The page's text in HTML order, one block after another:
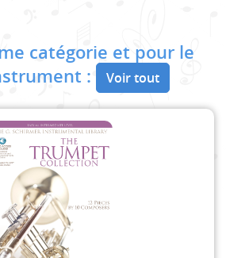
catégorie et pour le
:
Voir tout